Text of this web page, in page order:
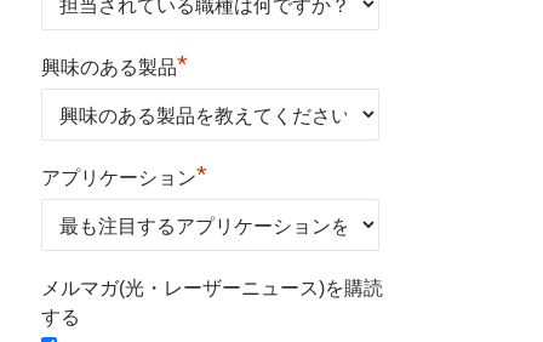
興味のある製品*
アプリケーション*
メルマガ(光・レーザーニュース)を購読
する